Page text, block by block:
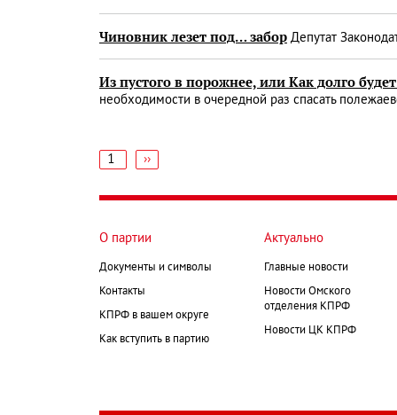
Чиновник лезет под… забор Депутат
Из пустого в порожнее, или Как долго
необходимости в очередной раз спасать
страниц
1
Следующая
››
О партии
Документы и символы
Контакты
КПРФ в вашем округе
Как вступить в партию
Актуально
Главные новости
Новости Омского
отделения КПРФ
Новости ЦК КПРФ